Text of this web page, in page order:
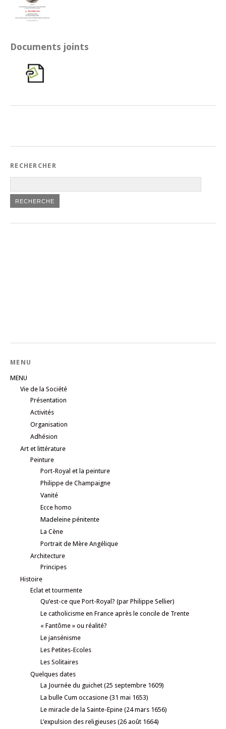
Documents joints
RECHERCHER
MENU
MENU
Vie de la Société
Présentation
Activités
Organisation
Adhésion
Art et littérature
Peinture
Port-Royal et la peinture
Philippe de Champaigne
Vanité
Ecce homo
Madeleine pénitente
La Cène
Portrait de Mère Angélique
Architecture
Principes
Histoire
Eclat et tourmente
Qu’est-ce que Port-Royal? (par Philippe Sellier)
Le catholicisme en France après le concile de Trente
« Fantôme » ou réalité?
Le jansénisme
Les Petites-Ecoles
Les Solitaires
Quelques dates
La Journée du guichet (25 septembre 1609)
La bulle Cum occasione (31 mai 1653)
Le miracle de la Sainte-Epine (24 mars 1656)
L’expulsion des religieuses (26 août 1664)